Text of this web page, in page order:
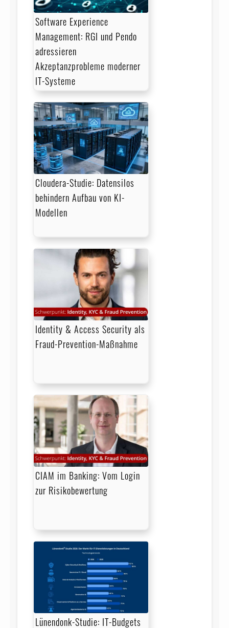
Software Experience
Management: RGI und Pendo
adressieren
Akzeptanzprobleme moderner
IT-Systeme
Cloudera-Studie: Datensilos
behindern Aufbau von KI-
Modellen
Identity & Access Security als
Fraud-Prevention-Maßnahme
CIAM im Banking: Vom Login
zur Risikobewertung
Lünendonk-Studie: IT-Budgets